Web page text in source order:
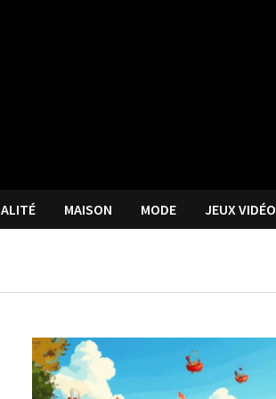
MAISON MODE JEUX VIDÉO